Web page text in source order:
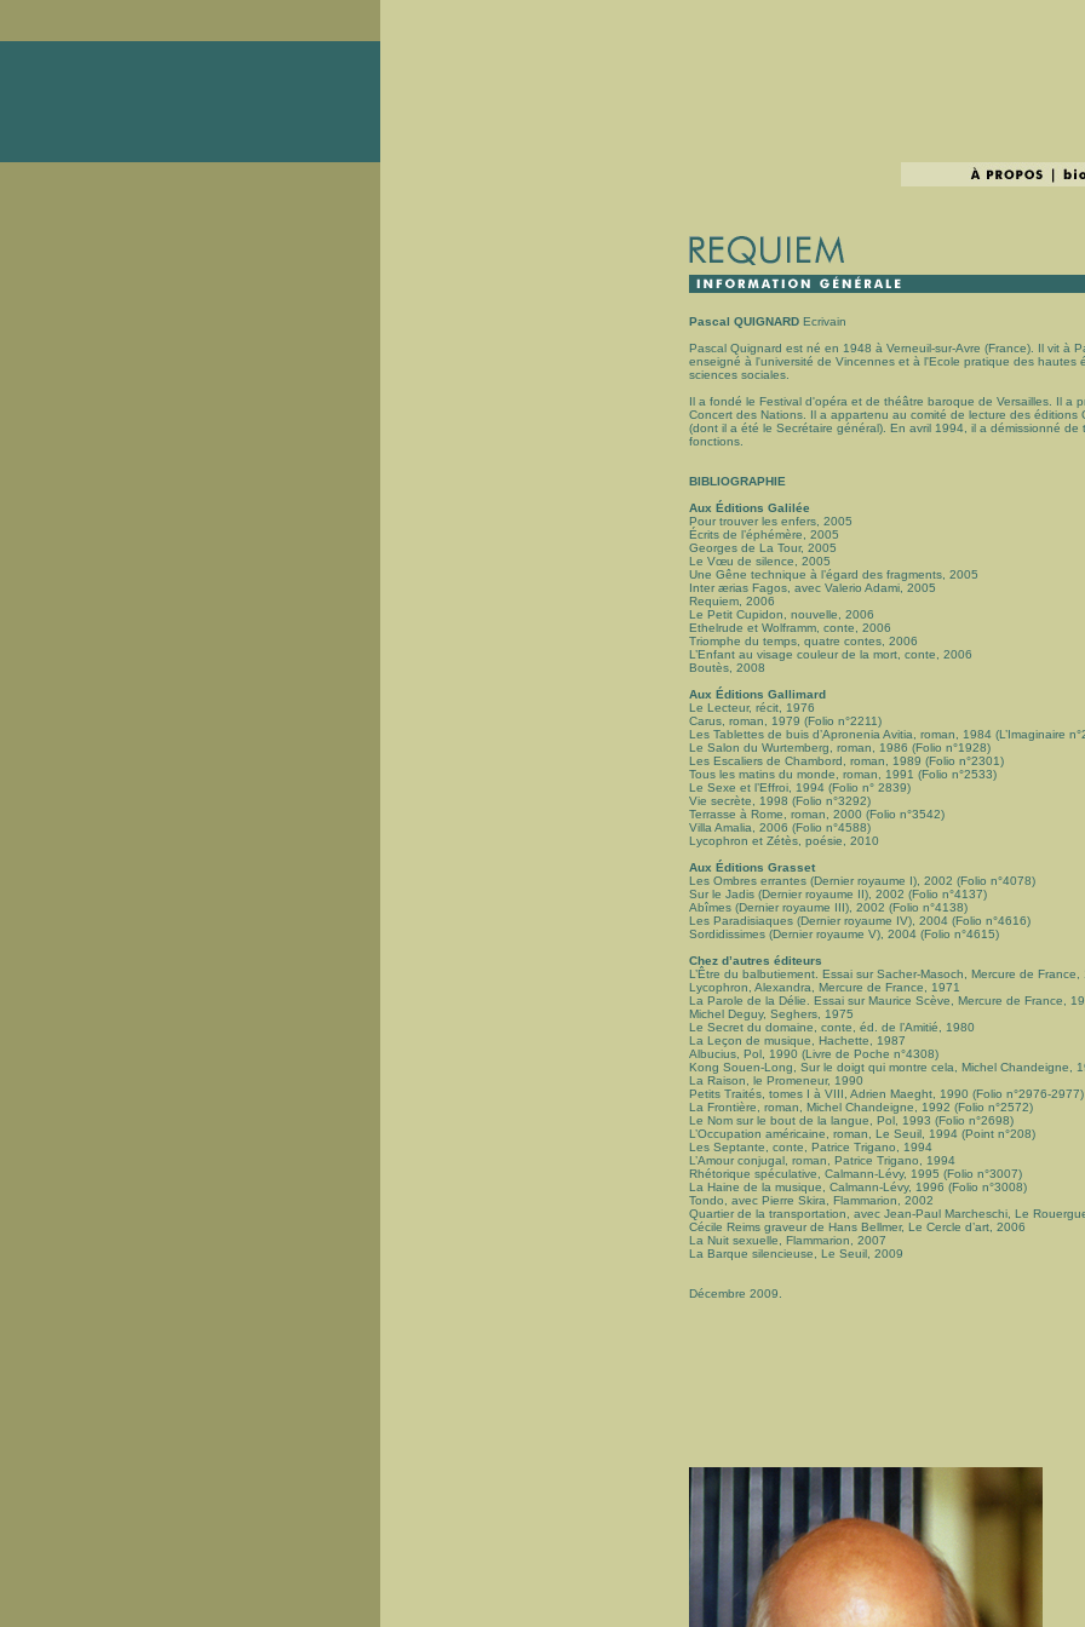
Pascal QUIGNARD Ecrivain
Pascal Quignard est né en 1948 à Verneuil-sur-Avre (France). Il vit à
enseigné à l'université de Vincennes et à l'Ecole pratique des hautes
sciences sociales.
Il a fondé le Festival d'opéra et de théâtre baroque de Versailles. Il a
Concert des Nations. Il a appartenu au comité de lecture des éditions
(dont il a été le Secrétaire général). En avril 1994, il a démissionné de
fonctions.
BIBLIOGRAPHIE
Aux Éditions Galilée
Pour trouver les enfers, 2005
Écrits de l’éphémère, 2005
Georges de La Tour, 2005
Le Vœu de silence, 2005
Une Gêne technique à l’égard des fragments, 2005
Inter ærias Fagos, avec Valerio Adami, 2005
Requiem, 2006
Le Petit Cupidon, nouvelle, 2006
Ethelrude et Wolframm, conte, 2006
Triomphe du temps, quatre contes, 2006
L’Enfant au visage couleur de la mort, conte, 2006
Boutès, 2008
Aux Éditions Gallimard
Le Lecteur, récit, 1976
Carus, roman, 1979 (Folio n°2211)
Les Tablettes de buis d’Apronenia Avitia, roman, 1984 (L’Imaginaire
Le Salon du Wurtemberg, roman, 1986 (Folio n°1928)
Les Escaliers de Chambord, roman, 1989 (Folio n°2301)
Tous les matins du monde, roman, 1991 (Folio n°2533)
Le Sexe et l’Effroi, 1994 (Folio n° 2839)
Vie secrète, 1998 (Folio n°3292)
Terrasse à Rome, roman, 2000 (Folio n°3542)
Villa Amalia, 2006 (Folio n°4588)
Lycophron et Zétès, poésie, 2010
Aux Éditions Grasset
Les Ombres errantes (Dernier royaume I), 2002 (Folio n°4078)
Sur le Jadis (Dernier royaume II), 2002 (Folio n°4137)
Abîmes (Dernier royaume III), 2002 (Folio n°4138)
Les Paradisiaques (Dernier royaume IV), 2004 (Folio n°4616)
Sordidissimes (Dernier royaume V), 2004 (Folio n°4615)
Chez d’autres éditeurs
L’Être du balbutiement. Essai sur Sacher-Masoch, Mercure de France,
Lycophron, Alexandra, Mercure de France, 1971
La Parole de la Délie. Essai sur Maurice Scève, Mercure de France,
Michel Deguy, Seghers, 1975
Le Secret du domaine, conte, éd. de l’Amitié, 1980
La Leçon de musique, Hachette, 1987
Albucius, Pol, 1990 (Livre de Poche n°4308)
Kong Souen-Long, Sur le doigt qui montre cela, Michel Chandeigne,
La Raison, le Promeneur, 1990
Petits Traités, tomes I à VIII, Adrien Maeght, 1990 (Folio n°2976-2977)
La Frontière, roman, Michel Chandeigne, 1992 (Folio n°2572)
Le Nom sur le bout de la langue, Pol, 1993 (Folio n°2698)
L’Occupation américaine, roman, Le Seuil, 1994 (Point n°208)
Les Septante, conte, Patrice Trigano, 1994
L’Amour conjugal, roman, Patrice Trigano, 1994
Rhétorique spéculative, Calmann-Lévy, 1995 (Folio n°3007)
La Haine de la musique, Calmann-Lévy, 1996 (Folio n°3008)
Tondo, avec Pierre Skira, Flammarion, 2002
Quartier de la transportation, avec Jean-Paul Marcheschi, Le
Cécile Reims graveur de Hans Bellmer, Le Cercle d’art, 2006
La Nuit sexuelle, Flammarion, 2007
La Barque silencieuse, Le Seuil, 2009
Décembre 2009.